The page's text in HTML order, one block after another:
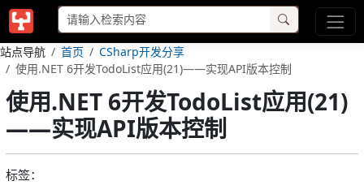
站点导航 首页
CSharp开发分享
使用.NET 6开发TodoList应用(21)——实现API版本控制
使用.NET 6开发TodoList应用(21)
——实现API版本控制
标签：